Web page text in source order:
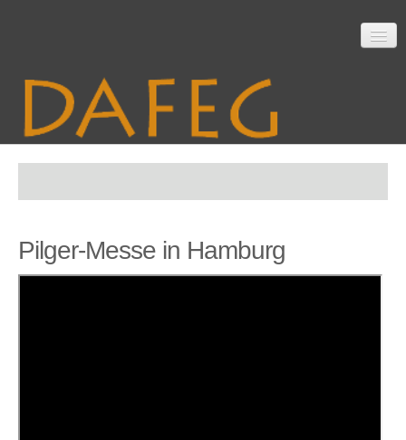
Mitarbeit
Pilger-Messe in Hamburg